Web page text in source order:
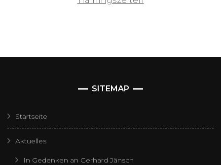
SITEMAP
Startseite
Aktuelles
In Gedenken an Gerhard Jänsch